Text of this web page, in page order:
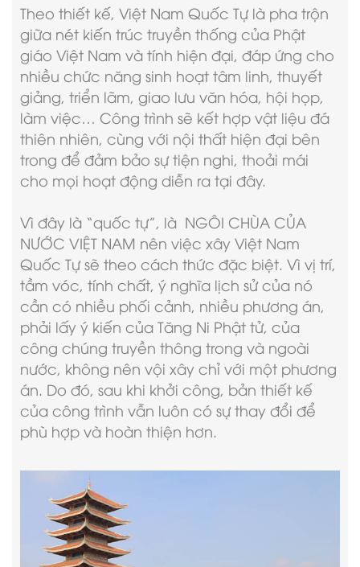
Theo thiết kế, Việt Nam Quốc Tự là pha trộn
giữa nét kiến trúc truyền thống của Phật
giáo Việt Nam và tính hiện đại, đáp ứng cho
nhiều chức năng sinh hoạt tâm linh, thuyết
giảng, triển lãm, giao lưu văn hóa, hội họp,
làm việc… Công trình sẽ kết hợp vật liệu đá
thiên nhiên, cùng với nội thất hiện đại bên
trong để đảm bảo sự tiện nghi, thoải mái
cho mọi hoạt động diễn ra tại đây.
Vì đây là “quốc tự”, là NGÔI CHÙA CỦA
NƯỚC VIỆT NAM nên việc xây Việt Nam
Quốc Tự sẽ theo cách thức đặc biệt. Vì vị trí,
tầm vóc, tính chất, ý nghĩa lịch sử của nó
cần có nhiều phối cảnh, nhiều phương án,
phải lấy ý kiến của Tăng Ni Phật tử, của
công chúng truyền thông trong và ngoài
nước, không nên vội xây chỉ với một phương
án. Do đó, sau khi khởi công, bản thiết kế
của công trình vẫn luôn có sự thay đổi để
phù hợp và hoàn thiện hơn.